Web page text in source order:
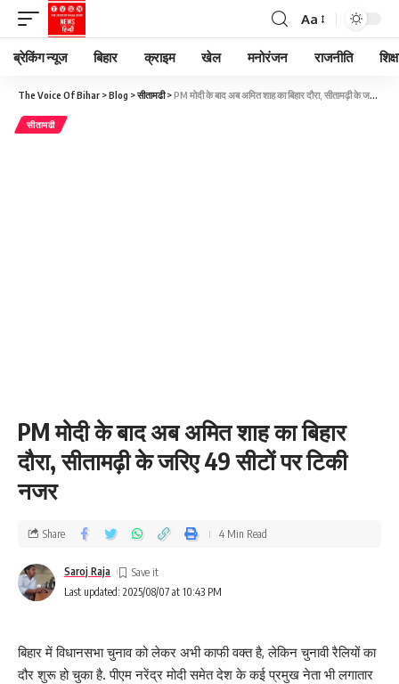
Aa
ब्रेकिंग न्यूज बिहार क्राइम खेल मनोरंजन राजनीति
The Voice Of Bihar >Blog >सीतामढी>PM मोदी के बाद अब अमित शाह का बिहार दौरा, सीतामढ़ी के जरिए 49 सीटों पर टिकी नजर
सीतामढी
PM मोदी के बाद अब अमित शाह का बिहार
दौरा, सीतामढ़ी के जरिए 49 सीटों पर टिकी
नजर
Last updated: 2025/08/07 at 10:43 PM
Saroj Raja
Share 4 Min Read
बिहार में विधानसभा चुनाव को लेकर अभी काफी वक्त है, लेकिन चुनावी रैलियों का
दौर शुरू हो चुका है. पीएम नरेंद्र मोदी समेत देश के कई प्रमुख नेता भी लगातार